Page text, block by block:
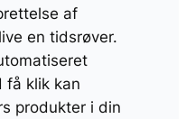
af
en tidsrøver.
få klik kan
produkter i din